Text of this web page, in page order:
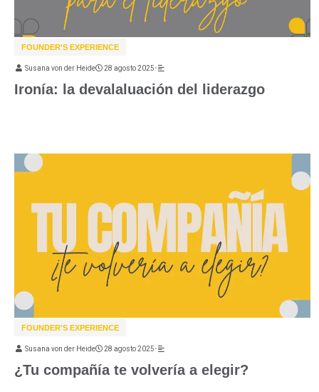
FOUNDER'S EXPERIENCE
Ironía: la devalaluación del liderazgo
Susana von der Heide 28 agosto 2025•
FOUNDER'S EXPERIENCE
¿Tu compañía te volvería a elegir?
Susana von der Heide 28 agosto 2025•